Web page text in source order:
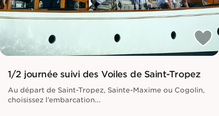
1/2 journée suivi des Voiles de Saint-Tropez
Au départ de Saint-Tropez, Sainte-Maxime ou Cogolin,
choisissez l’embarcation...